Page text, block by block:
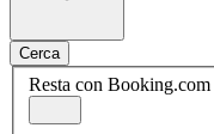
Cerca
Resta con Booking.com